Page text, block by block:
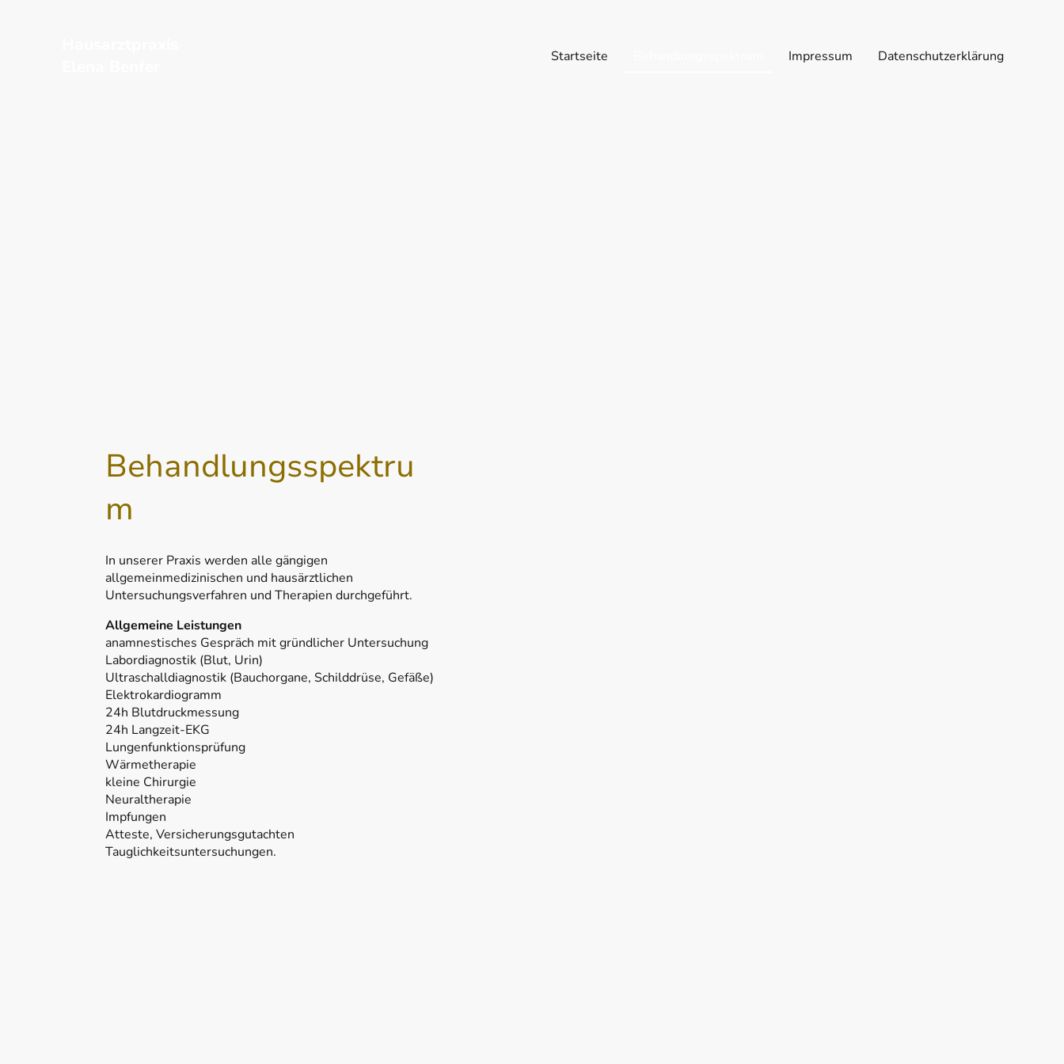
Startseite Impressum Datenschutzerklärung
Behandlungsspektru
m
In unserer Praxis werden alle gängigen
allgemeinmedizinischen und hausärztlichen
Untersuchungsverfahren und Therapien durchgeführt.
Allgemeine Leistungen
anamnestisches Gespräch mit gründlicher Untersuchung
Labordiagnostik (Blut, Urin)
Ultraschalldiagnostik (Bauchorgane, Schilddrüse, Gefäße)
Elektrokardiogramm
24h Blutdruckmessung
24h Langzeit-EKG
Lungenfunktionsprüfung
Wärmetherapie
kleine Chirurgie
Neuraltherapie
Impfungen
Atteste, Versicherungsgutachten
Tauglichkeitsuntersuchungen.